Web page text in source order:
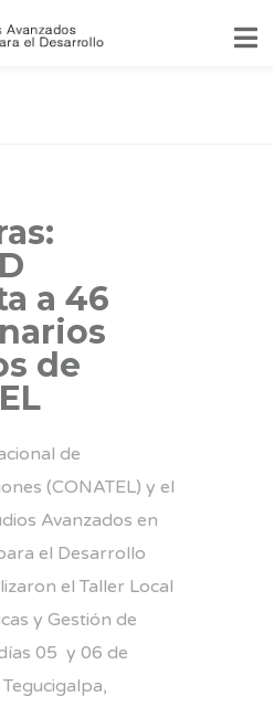
a 46
de
de
(CONATEL) y el
Avanzados en
el Desarrollo
el Taller Local
y Gestión de
05 y 06 de